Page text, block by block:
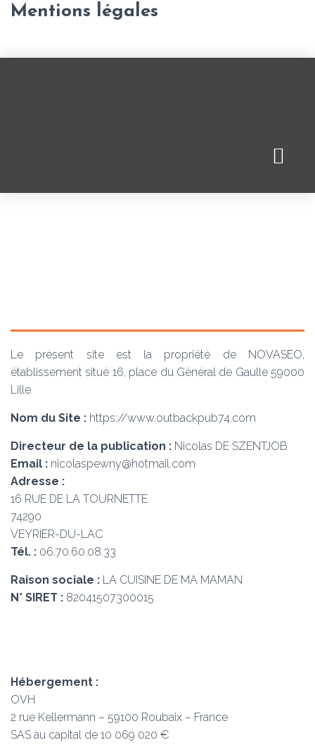
Mentions légales
Le présent site est la propriété de NOVASEO,
établissement situé 16, place du Général de Gaulle 59000
Lille
Nom du Site : https://www.outbackpub74.com
Directeur de la publication : Nicolas DE SZENTJOB
Email : nicolaspewny@hotmail.com
Adresse :
16 RUE DE LA TOURNETTE
74290
VEYRIER-DU-LAC
Tél. : 06.70.60.08.33
Raison sociale : LA CUISINE DE MA MAMAN
N° SIRET : 82041507300015
Hébergement :
OVH
2 rue Kellermann – 59100 Roubaix – France
SAS au capital de 10 069 020 €